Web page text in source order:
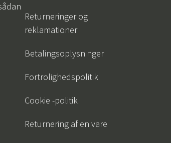
Returneringer og
reklamationer
Betalingsoplysninger
Fortrolighedspolitik
Cookie -politik
Returnering af en vare